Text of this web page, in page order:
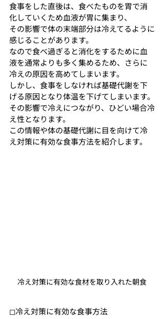
食事をした直後は、食べたものを胃で消
化していくため血液が胃に集まり、
その影響で体の末端部分は冷えてるように
感じることがあります。
なので食べ過ぎると消化をするために血
液を通常よりも多く集めるため、さらに
冷えの原因を高めてしまいます。
しかし、食事をしなければ基礎代謝を下
げる原因となり体温を下げてしまいます。
その影響で冷えにつながり、ひどい場合冷
え性となります。
この情報や体の基礎代謝に目を向けて冷
え対策に有効な食事方法を紹介します。
冷え対策に有効な食材を取り入れた朝食
◻︎冷え対策に有効な食事方法